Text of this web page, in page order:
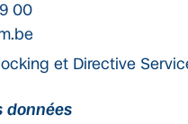
00
et Directive
données